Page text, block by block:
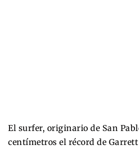
El surfer, originario de San
centímetros el récord de